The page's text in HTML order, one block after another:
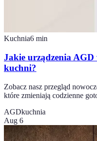
Kuchnia6 min
Jakie urządzenia AGD
kuchni?
Zobacz nasz przegląd
które zmieniają codzienne
AGDkuchnia
Aug 6